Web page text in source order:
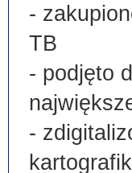
-
TB
- podjęto
-